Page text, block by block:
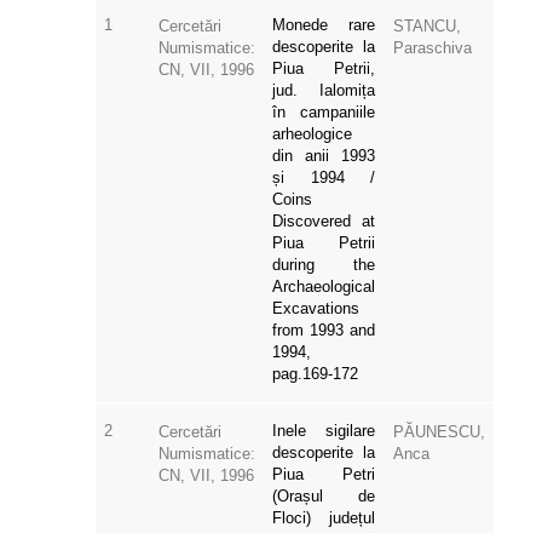
1
Cercetări
Numismatice:
CN, VII, 1996
Monede rare
descoperite la
Piua Petrii,
jud. Ialomița
în campaniile
arheologice
din anii 1993
și 1994 /
Coins
Discovered at
Piua Petrii
during the
Archaeological
Excavations
from 1993 and
1994,
pag.169-172
STANCU,
Paraschiva
2
Cercetări
Numismatice:
CN, VII, 1996
Inele sigilare
descoperite la
Piua Petri
(Orașul de
Floci) județul
PĂUNESCU,
Anca